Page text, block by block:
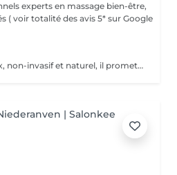
experts en massage bien-être,
( voir totalité des avis 5* sur Google
Massage anti-cellulite doux, non-invasif et naturel, il promet des effets rapides et durables. Zone visage : 50 minutes Zone inférieure des jambes (et fesses) : 50 minutes Zone supérieure du ventre (et bras) : 50 minutes Corps complet : 75 minutes Technique traditionnelle de Colombie, la madérothérapie est très efficace contre la cellulite et le relâchement des tissus. L'effet massant des outils en bois et les mouvements de la praticienne vont peu à peu remodeler et tonifier le corps, drainer la lymphe, détendre les muscles mais aussi casser les cellules graisseuses responsables de la peau d'orange et affiner le grain de peau, tout en douceur. Pour le rituel visage, la praticienne utilise des instruments en bois spécifiquement adaptés à cette zone sensible pour stimuler la microcirculation, favoriser le drainage lymphatique, et détendre les tensions du visage. Un soin relaxant et non invasif pour un visage visiblement plus frais et reposé. Fréquence conseillée de 1 à 2 fois par semaine par cycle de 5-6 séances (à renouveler selon les besoins). Puis une fois par mois pour entretenir les résultats.